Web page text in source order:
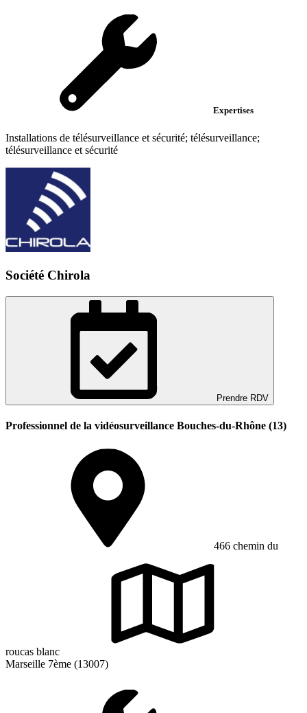
Expertises
Installations de télésurveillance et sécurité; télésurveillance;
télésurveillance et sécurité
Société Chirola
Prendre RDV
Professionnel de la vidéosurveillance Bouches-du-Rhône (13)
466 chemin du
roucas blanc
Marseille 7ème (13007)